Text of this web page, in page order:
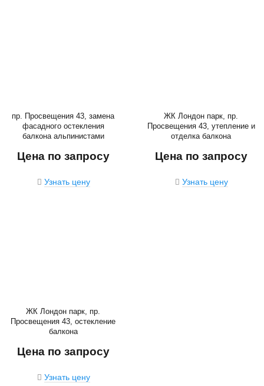
пр. Просвещения 43, замена
фасадного остекления
балкона альпинистами
Цена по запросу
Узнать цену
ЖК Лондон парк, пр.
Просвещения 43, утепление и
отделка балкона
Цена по запросу
Узнать цену
ЖК Лондон парк, пр.
Просвещения 43, остекление
балкона
Цена по запросу
Узнать цену